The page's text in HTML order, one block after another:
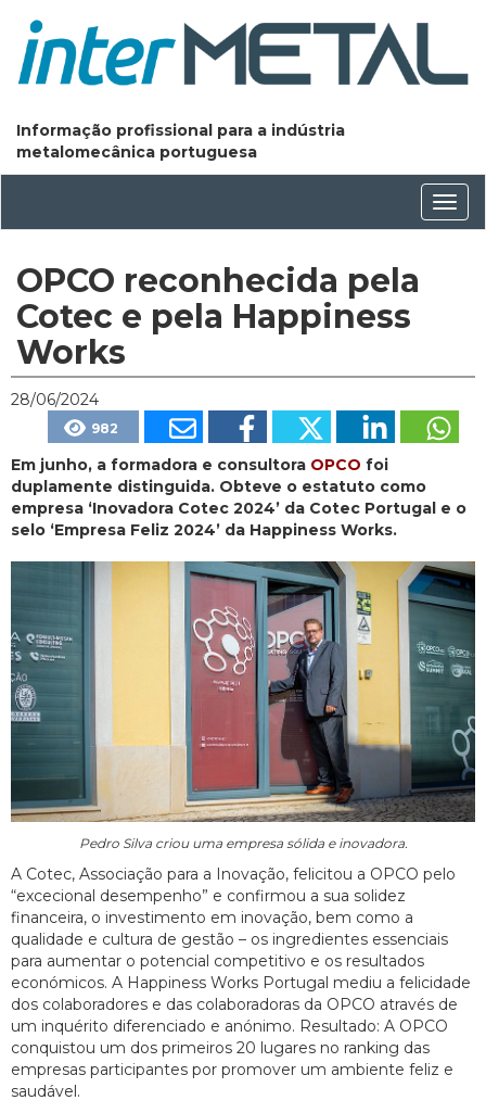
Informação profissional para a indústria
metalomecânica portuguesa
OPCO reconhecida pela
Cotec e pela Happiness
Works
28/06/2024
982
Em junho, a formadora e consultora OPCO foi
duplamente distinguida. Obteve o estatuto como
empresa ‘Inovadora Cotec 2024’ da Cotec Portugal e o
selo ‘Empresa Feliz 2024’ da Happiness Works.
Pedro Silva criou uma empresa sólida e inovadora.
A Cotec, Associação para a Inovação, felicitou a OPCO pelo
“excecional desempenho” e confirmou a sua solidez
financeira, o investimento em inovação, bem como a
qualidade e cultura de gestão – os ingredientes essenciais
para aumentar o potencial competitivo e os resultados
económicos. A Happiness Works Portugal mediu a felicidade
dos colaboradores e das colaboradoras da OPCO através de
um inquérito diferenciado e anónimo. Resultado: A OPCO
conquistou um dos primeiros 20 lugares no ranking das
empresas participantes por promover um ambiente feliz e
saudável.